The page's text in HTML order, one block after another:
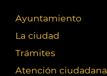
Ayuntamiento
La ciudad
Trámites
Atención ciudadana